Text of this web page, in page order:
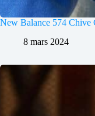
New Balance 574 Chive
8 mars 2024